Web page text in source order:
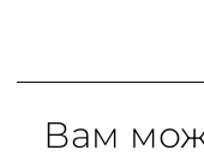
Вам